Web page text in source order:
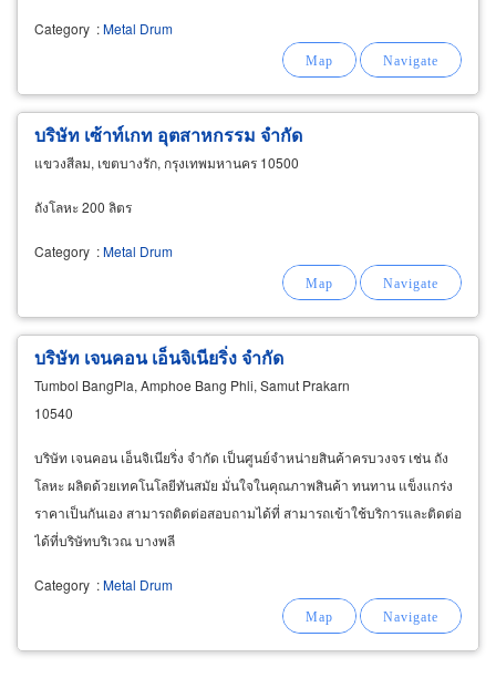
Category :Metal Drum
บริษัท เซ้าท์เกท อุตสาหกรรม จำกัด
แขวงสีลม, เขตบางรัก, กรุงเทพมหานคร 10500
ถังโลหะ 200 ลิตร
Category :Metal Drum
บริษัท เจนคอน เอ็นจิเนียริ่ง จำกัด
Tumbol BangPla, Amphoe Bang Phli, Samut Prakarn
10540
บริษัท เจนคอน เอ็นจิเนียริ่ง จำกัด เป็นศูนย์จำหน่ายสินค้าครบวงจร เช่น ถัง
โลหะ ผลิตด้วยเทคโนโลยีทันสมัย มั่นใจในคุณภาพสินค้า ทนทาน แข็งแกร่ง
ราคาเป็นกันเอง สามารถติดต่อสอบถามได้ที่ สามารถเข้าใช้บริการและติดต่อ
ได้ที่บริษัทบริเวณ บางพลี
Category :Metal Drum